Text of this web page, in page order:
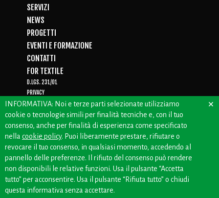
SERVIZI
NEWS
PROGETTI
EVENTI E FORMAZIONE
CONTATTI
FOR TEXTILE
D.LGS. 231/01
PRIVACY
WHISTLEBLOWING
CREDITS: OFFICINEBIANCHE
INFORMATIVA: Noi e terze parti selezionate utilizziamo
cookie o tecnologie simili per finalità tecniche e, con il tuo
consenso, anche per finalità di esperienza come specificato
nella cookie policy. Puoi liberamente prestare, rifiutare o
revocare il tuo consenso, in qualsiasi momento, accedendo al
pannello delle preferenze. Il rifiuto del consenso può rendere
non disponibili le relative funzioni. Usa il pulsante “Accetta
tutto” per acconsentire. Usa il pulsante “Rifiuta tutto” o chiudi
questa informativa senza accettare.
×